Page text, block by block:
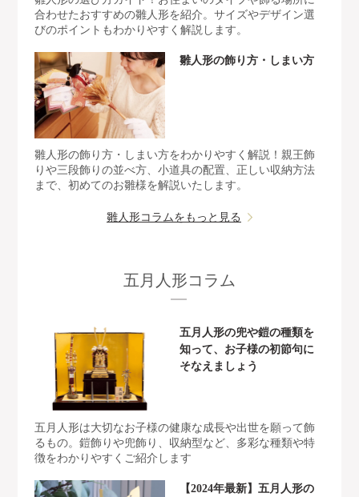
合わせたおすすめの雛人形を紹介。サイズやデザイン選
びのポイントもわかりやすく解説します。
雛人形の飾り方・しまい方
雛人形の飾り方・しまい方をわかりやすく解説！親王飾
りや三段飾りの並べ方、小道具の配置、正しい収納方法
まで、初めてのお雛様を解説いたします。
雛人形コラムをもっと見る
五月人形コラム
五月人形の兜や鎧の種類を
知って、お子様の初節句に
そなえましょう
五月人形は大切なお子様の健康な成長や出世を願って飾
るもの。鎧飾りや兜飾り、収納型など、多彩な種類や特
徴をわかりやすくご紹介します
【2024年最新】五月人形の